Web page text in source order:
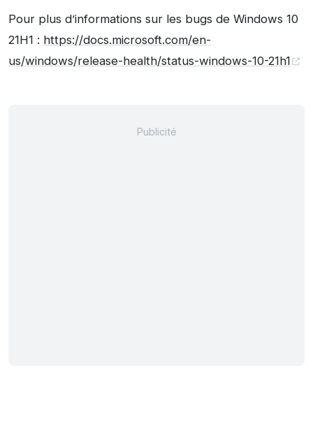
Pour plus d’informations sur les bugs de Windows 10
21H1 : https://docs.microsoft.com/en-
us/windows/release-health/status-windows-10-21h1